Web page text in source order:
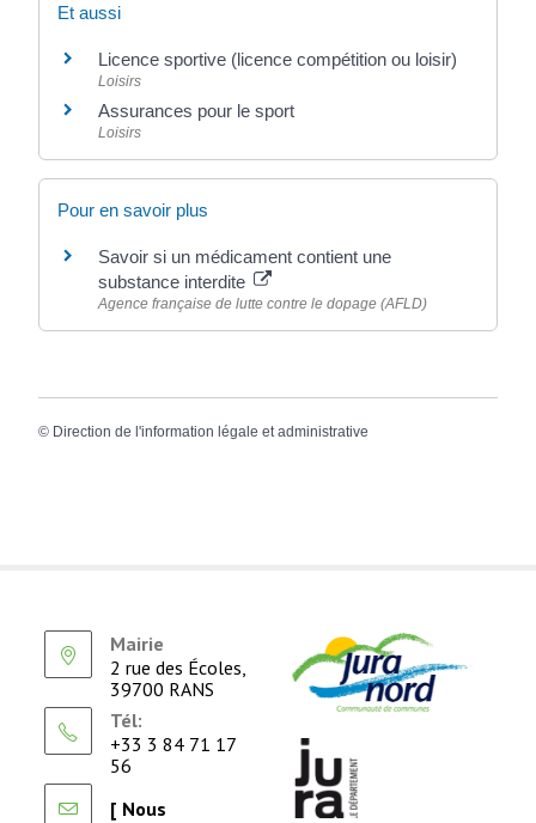
Et aussi
Licence sportive (licence compétition ou loisir)
Loisirs
Assurances pour le sport
Loisirs
Pour en savoir plus
Savoir si un médicament contient une
substance interdite
Agence française de lutte contre le dopage (AFLD)
© Direction de l'information légale et administrative
Mairie
2 rue des Écoles,
39700 RANS
Tél:
+33 3 84 71 17
56
[ Nous